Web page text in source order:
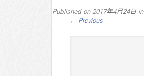
Published on 2017年4月24日in
← Previous